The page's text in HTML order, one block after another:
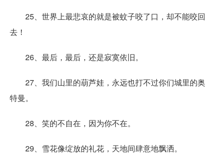
25、世界上最悲哀的就是被蚊子咬了口，却不能咬回
去！
26、最后，最后，还是寂寞依旧。
27、我们山里的葫芦娃，永远也打不过你们城里的奥
特曼。
28、笑的不自在，因为你不在。
29、雪花像绽放的礼花，天地间肆意地飘洒。